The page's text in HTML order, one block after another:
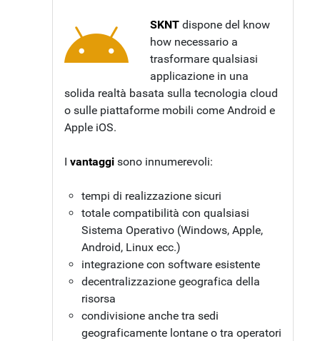
SKNT dispone del know
how necessario a
trasformare qualsiasi
applicazione in una
solida realtà basata sulla tecnologia cloud
o sulle piattaforme mobili come Android e
Apple iOS.
I vantaggi sono innumerevoli:
tempi di realizzazione sicuri
totale compatibilità con qualsiasi
Sistema Operativo (Windows, Apple,
Android, Linux ecc.)
integrazione con software esistente
decentralizzazione geografica della
risorsa
condivisione anche tra sedi
geograficamente lontane o tra operatori